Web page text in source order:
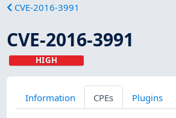
CVE-2016-3991
CVE-2016-3991
HIGH
Information CPEs Plugins